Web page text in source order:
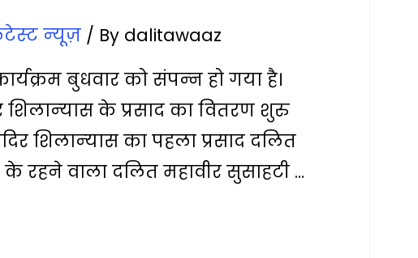
न्‍यूज़ / By dalitawaaz
बुधवार को संपन्‍न हो गया है।
के प्रसाद का वितरण शुरु
शिलान्‍यास का पहला प्रसाद दलित
के रहने वाला दलित महावीर सुसाहटी …